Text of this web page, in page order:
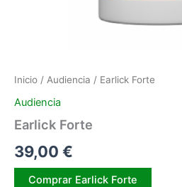
Inicio / Audiencia / Earlick Forte
Audiencia
Earlick Forte
39,00 €
Comprar Earlick Forte